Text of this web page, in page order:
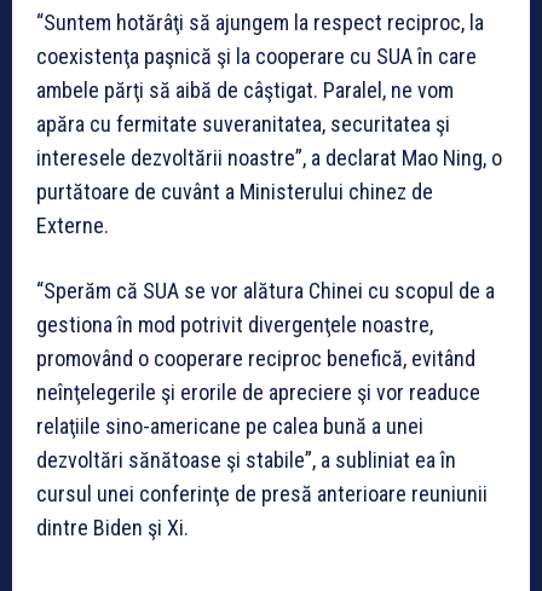
“Suntem hotărâţi să ajungem la respect reciproc, la
coexistenţa paşnică şi la cooperare cu SUA în care
ambele părţi să aibă de câştigat. Paralel, ne vom
apăra cu fermitate suveranitatea, securitatea şi
interesele dezvoltării noastre”, a declarat Mao Ning, o
purtătoare de cuvânt a Ministerului chinez de
Externe.
“Sperăm că SUA se vor alătura Chinei cu scopul de a
gestiona în mod potrivit divergenţele noastre,
promovând o cooperare reciproc benefică, evitând
neînţelegerile şi erorile de apreciere şi vor readuce
relaţiile sino-americane pe calea bună a unei
dezvoltări sănătoase şi stabile”, a subliniat ea în
cursul unei conferinţe de presă anterioare reuniunii
dintre Biden şi Xi.